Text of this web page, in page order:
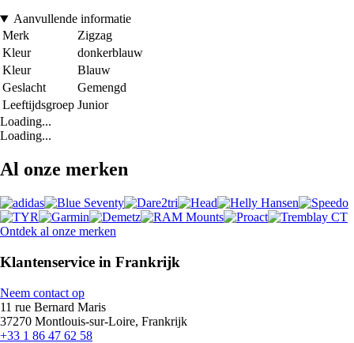
Aanvullende informatie
Merk
Zigzag
Kleur
donkerblauw
Kleur
Blauw
Geslacht
Gemengd
Leeftijdsgroep Junior
Loading...
Loading...
Al onze merken
Ontdek al onze merken
Klantenservice in Frankrijk
Neem contact op
11 rue Bernard Maris
37270 Montlouis-sur-Loire, Frankrijk
+33 1 86 47 62 58